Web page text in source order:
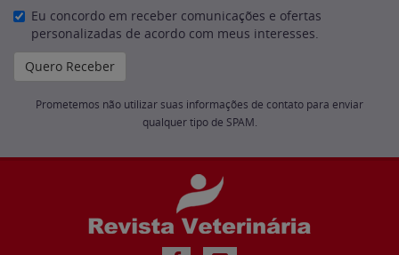
Eu concordo em receber comunicações e ofertas
personalizadas de acordo com meus interesses.
Prometemos não utilizar suas informações de contato para enviar
qualquer tipo de SPAM.